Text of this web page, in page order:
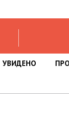
УВИДЕНО